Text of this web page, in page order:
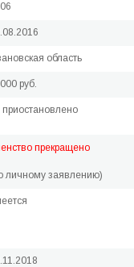
область
руб.
приостановлено
прекращено
личному заявлению)